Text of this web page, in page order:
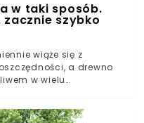
w taki sposób.
szybko
wiąże się z
a drewno
w wielu
obniżyć jego